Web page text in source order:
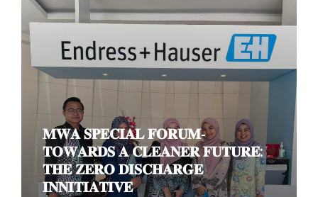
𝐌𝐖𝐀 𝐒𝐏𝐄𝐂𝐈𝐀𝐋 𝐅𝐎𝐑𝐔𝐌-
𝐓𝐎𝐖𝐀𝐑𝐃𝐒 𝐀 𝐂𝐋𝐄𝐀𝐍𝐄𝐑 𝐅𝐔𝐓𝐔𝐑𝐄:
𝐓𝐇𝐄 𝐙𝐄𝐑𝐎 𝐃𝐈𝐒𝐂𝐇𝐀𝐑𝐆𝐄
𝐈𝐍𝐍𝐈𝐓𝐈𝐀𝐓𝐈𝐕𝐄